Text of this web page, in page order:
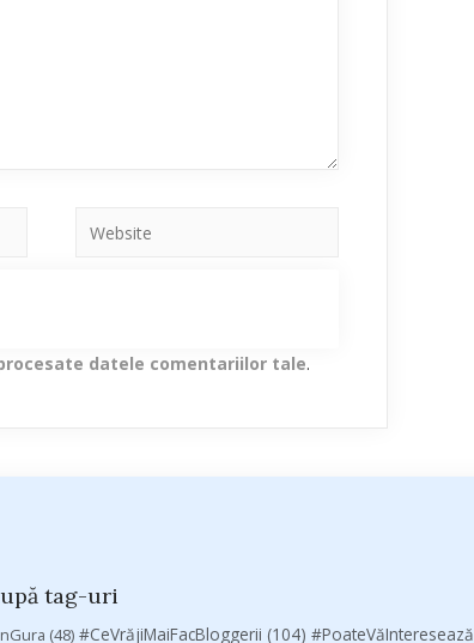
datele comentariilor tale.
tag-uri
(48) #CeVrăjiMaiFacBloggerii (104) #PoateVăInteresează